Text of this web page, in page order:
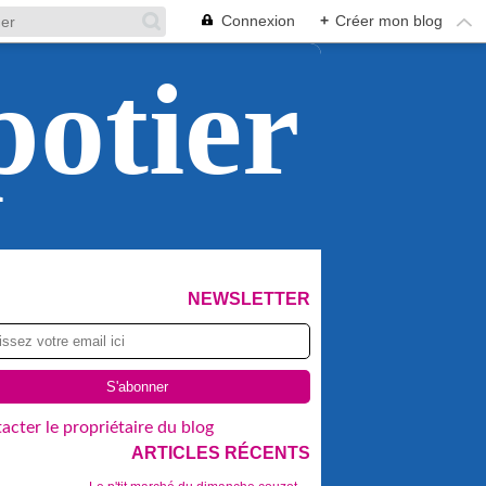
Connexion + Créer mon blog
NEWSLETTER
le propriétaire du blog
ARTICLES RÉCENTS